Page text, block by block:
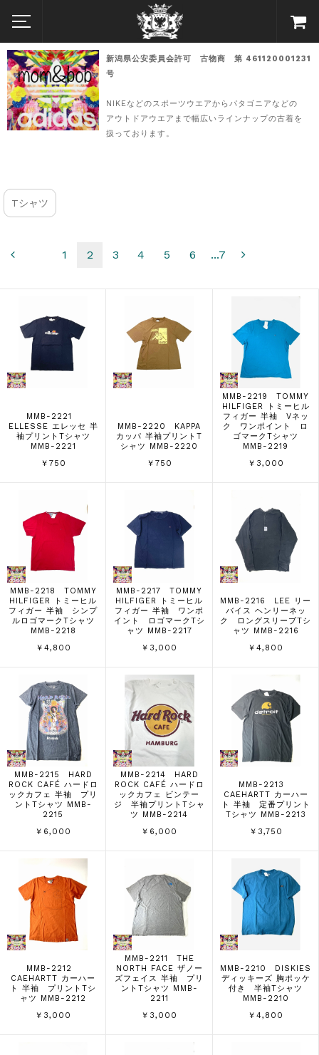
新潟県公安委員会許可 古物商 第 461120001231
号
NIKEなどのスポーツウエアからパタゴニアなどの
アウトドアウエアまで幅広いラインナップの古着を
扱っております。
Tシャツ
1 2 3 4 5 6 ...7
MMB-2221
ELLESSE エレッセ 半
袖プリントTシャツ
MMB-2221
￥750
MMB-2220 KAPPA
カッパ 半袖プリントT
シャツ MMB-2220
￥750
MMB-2219 TOMMY
HILFIGER トミーヒル
フィガー 半袖 Vネッ
ク ワンポイント ロ
ゴマークTシャツ
MMB-2219
￥3,000
MMB-2218 TOMMY
HILFIGER トミーヒル
フィガー 半袖 シンプ
ルロゴマークTシャツ
MMB-2218
￥4,800
MMB-2217 TOMMY
HILFIGER トミーヒル
フィガー 半袖 ワンポ
イント ロゴマークTシ
ャツ MMB-2217
￥3,000
MMB-2216 LEE リー
バイス ヘンリーネッ
ク ロングスリーブTシ
ャツ MMB-2216
￥4,800
MMB-2215 HARD
ROCK CAFÉ ハードロ
ックカフェ 半袖 プリ
ントTシャツ MMB-
2215
￥6,000
MMB-2214 HARD
ROCK CAFÉ ハードロ
ックカフェ ビンテー
ジ 半袖プリントTシャ
ツ MMB-2214
￥6,000
MMB-2213
CAEHARTT カーハー
ト 半袖 定番プリント
Tシャツ MMB-2213
￥3,750
MMB-2212
CAEHARTT カーハー
ト 半袖 プリントTシ
ャツ MMB-2212
￥3,000
MMB-2211 THE
NORTH FACE ザノー
ズフェイス 半袖 プリ
ントTシャツ MMB-
2211
￥3,000
MMB-2210 DISKIES
ディッキーズ 胸ポッケ
付き 半袖Tシャツ
MMB-2210
￥4,800